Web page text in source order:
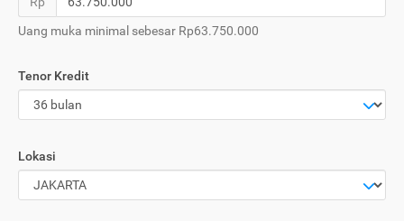
Uang muka minimal sebesar Rp63.750.000
Tenor Kredit
Lokasi